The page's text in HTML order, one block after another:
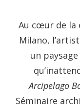
Au cœur de la
Milano,
un
Arcipelago
Séminaire